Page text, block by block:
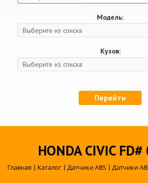
Модель:
Кузов:
Перейти
HONDA CIVIC
Главная | Каталог | Датчики ABS | Датчики